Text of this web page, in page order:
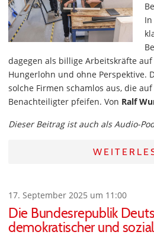
dagegen als billige Arbeitskräfte
Hungerlohn und ohne Perspektive.
solche Firmen schamlos aus, die
Benachteiligter pfeifen. Von Ralf
Dieser Beitrag ist auch als Audio-
17. September 2025 um 11:00
Die Bundesrepublik
demokratischer und